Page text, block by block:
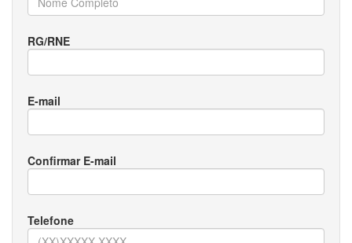
RG/RNE
E-mail
Confirmar E-mail
Telefone